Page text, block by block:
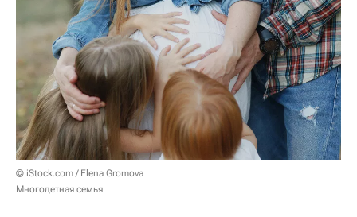
© iStock.com / Elena Gromova
Многодетная семья